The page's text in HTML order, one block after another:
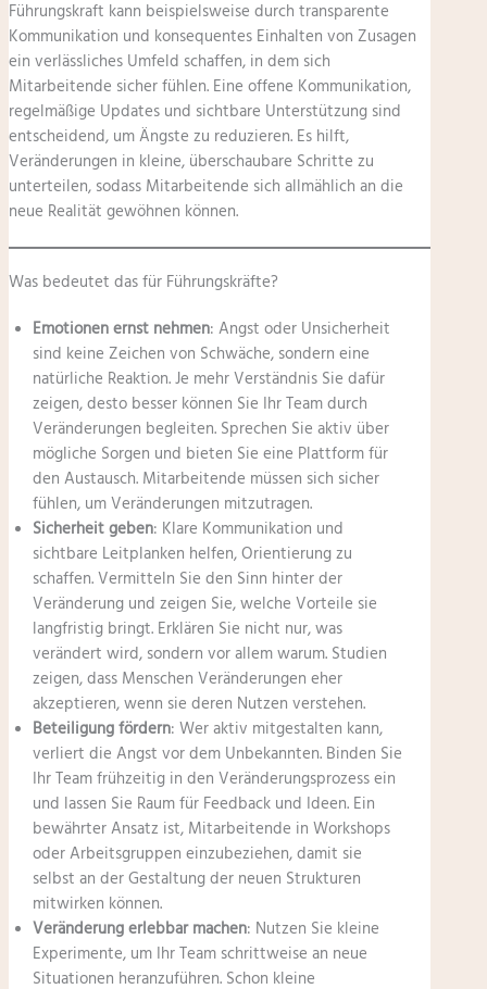
Führungskraft kann beispielsweise durch transparente
Kommunikation und konsequentes Einhalten von Zusagen
ein verlässliches Umfeld schaffen, in dem sich
Mitarbeitende sicher fühlen. Eine offene Kommunikation,
regelmäßige Updates und sichtbare Unterstützung sind
entscheidend, um Ängste zu reduzieren. Es hilft,
Veränderungen in kleine, überschaubare Schritte zu
unterteilen, sodass Mitarbeitende sich allmählich an die
neue Realität gewöhnen können.
Was bedeutet das für Führungskräfte?
Emotionen ernst nehmen: Angst oder Unsicherheit
sind keine Zeichen von Schwäche, sondern eine
natürliche Reaktion. Je mehr Verständnis Sie dafür
zeigen, desto besser können Sie Ihr Team durch
Veränderungen begleiten. Sprechen Sie aktiv über
mögliche Sorgen und bieten Sie eine Plattform für
den Austausch. Mitarbeitende müssen sich sicher
fühlen, um Veränderungen mitzutragen.
Sicherheit geben: Klare Kommunikation und
sichtbare Leitplanken helfen, Orientierung zu
schaffen. Vermitteln Sie den Sinn hinter der
Veränderung und zeigen Sie, welche Vorteile sie
langfristig bringt. Erklären Sie nicht nur, was
verändert wird, sondern vor allem warum. Studien
zeigen, dass Menschen Veränderungen eher
akzeptieren, wenn sie deren Nutzen verstehen.
Beteiligung fördern: Wer aktiv mitgestalten kann,
verliert die Angst vor dem Unbekannten. Binden Sie
Ihr Team frühzeitig in den Veränderungsprozess ein
und lassen Sie Raum für Feedback und Ideen. Ein
bewährter Ansatz ist, Mitarbeitende in Workshops
oder Arbeitsgruppen einzubeziehen, damit sie
selbst an der Gestaltung der neuen Strukturen
mitwirken können.
Veränderung erlebbar machen: Nutzen Sie kleine
Experimente, um Ihr Team schrittweise an neue
Situationen heranzuführen. Schon kleine